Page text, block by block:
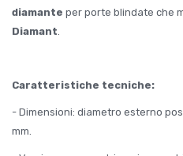
diamante per porte blindate che
Diamant
Caratteristiche tecniche:
- Dimensioni: diametro esterno
mm.